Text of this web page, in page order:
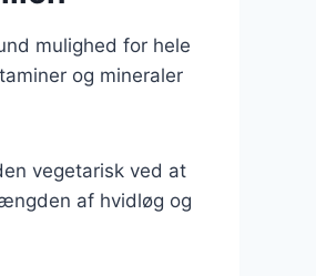
mulighed for hele
og mineraler
vegetarisk ved at
af hvidløg og